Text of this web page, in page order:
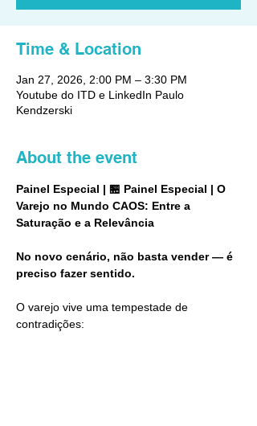
Time & Location
Jan 27, 2026, 2:00 PM – 3:30 PM
Youtube do ITD e LinkedIn Paulo
Kendzerski
About the event
Painel Especial | 🏪 Painel Especial | O
Varejo no Mundo CAOS: Entre a
Saturação e a Relevância
No novo cenário, não basta vender — é
preciso fazer sentido.
O varejo vive uma tempestade de
contradições: